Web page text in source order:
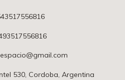
530, Cordoba, Argentina